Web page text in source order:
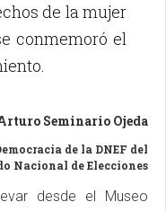
de la mujer
conmemoró el
Seminario Ojeda
de la DNEF del
Nacional de Elecciones
desde el Museo